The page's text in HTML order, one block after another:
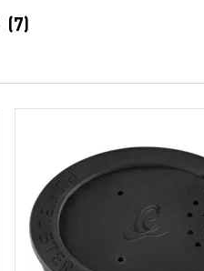
(7)